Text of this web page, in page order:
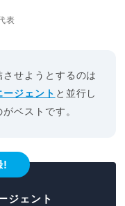
表
せようとするのは
ージェント と並行し
ベストです。
!
ジェント